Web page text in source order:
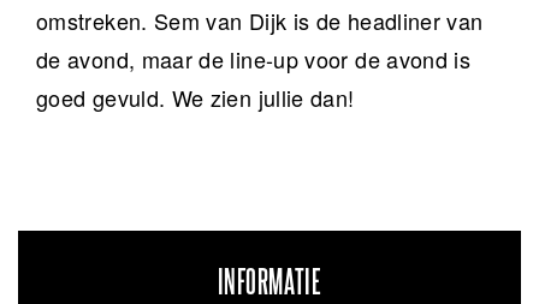
omstreken. Sem van Dijk is de headliner van
de avond, maar de line-up voor de avond is
goed gevuld. We zien jullie dan!
INFORMATIE